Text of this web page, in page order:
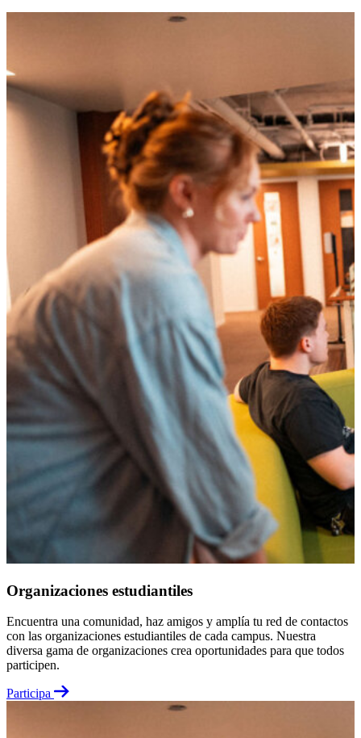
Organizaciones estudiantiles
Encuentra una comunidad, haz amigos y amplía tu red de contactos
con las organizaciones estudiantiles de cada campus. Nuestra
diversa gama de organizaciones crea oportunidades para que todos
participen.
Participa